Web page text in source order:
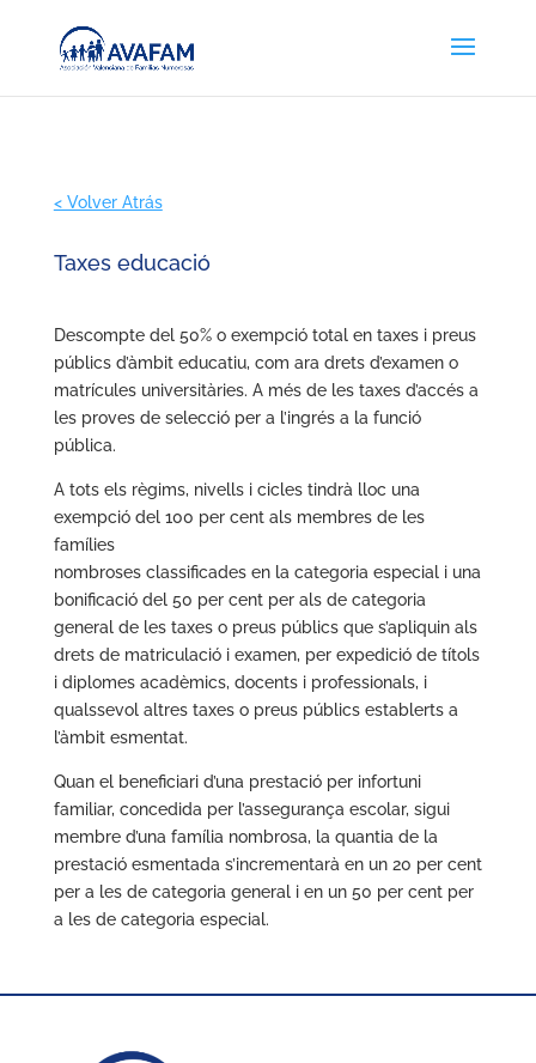
< Volver Atrás
Taxes educació
Descompte del 50% o exempció total en taxes i preus
públics d’àmbit educatiu, com ara drets d’examen o
matrícules universitàries. A més de les taxes d’accés a
les proves de selecció per a l’ingrés a la funció
pública.
A tots els règims, nivells i cicles tindrà lloc una
exempció del 100 per cent als membres de les
famílies
nombroses classificades en la categoria especial i una
bonificació del 50 per cent per als de categoria
general de les taxes o preus públics que s’apliquin als
drets de matriculació i examen, per expedició de títols
i diplomes acadèmics, docents i professionals, i
qualssevol altres taxes o preus públics establerts a
l’àmbit esmentat.
Quan el beneficiari d’una prestació per infortuni
familiar, concedida per l’assegurança escolar, sigui
membre d’una família nombrosa, la quantia de la
prestació esmentada s’incrementarà en un 20 per cent
per a les de categoria general i en un 50 per cent per
a les de categoria especial.